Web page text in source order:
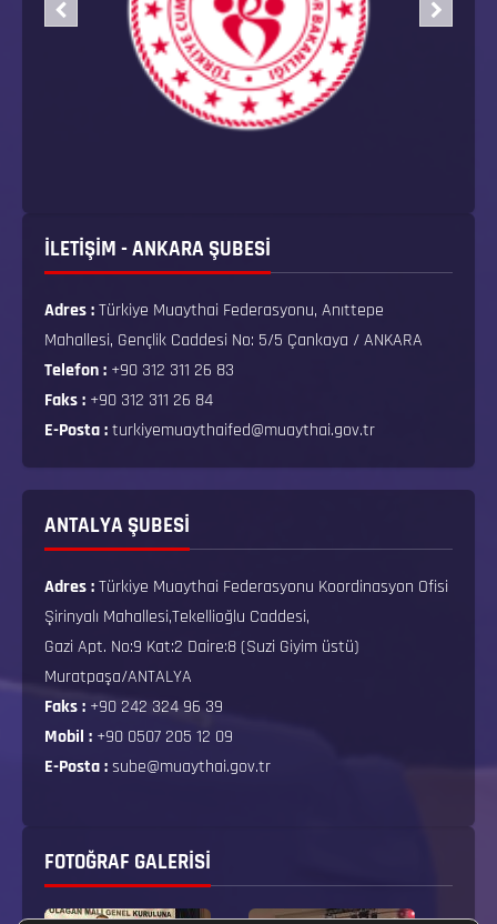
İLETİŞİM - ANKARA ŞUBESİ
Adres :Türkiye Muaythai Federasyonu, Anıttepe
Mahallesi, Gençlik Caddesi No: 5/5 Çankaya / ANKARA
Telefon : +90 312 311 26 83
Faks : +90 312 311 26 84
E-Posta :turkiyemuaythaifed@muaythai.gov.tr
ANTALYA ŞUBESİ
Adres :Türkiye Muaythai Federasyonu Koordinasyon Ofisi
Şirinyalı Mahallesi,Tekellioğlu Caddesi,
Gazi Apt. No:9 Kat:2 Daire:8 (Suzi Giyim üstü)
Muratpaşa/ANTALYA
Faks : +90 242 324 96 39
Mobil : +90 0507 205 12 09
E-Posta :sube@muaythai.gov.tr
FOTOĞRAF GALERISI